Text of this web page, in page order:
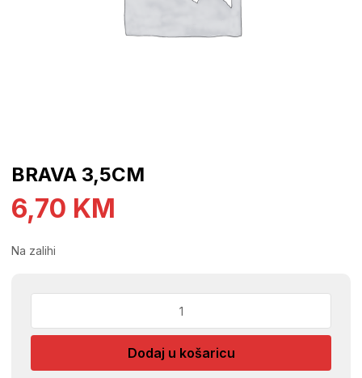
BRAVA 3,5CM
6,70 KM
Na zalihi
količina
Dodaj u košaricu